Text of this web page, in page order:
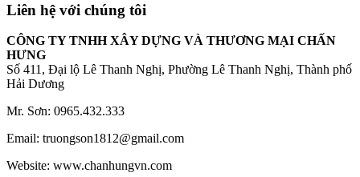
Liên hệ với chúng tôi
CÔNG TY TNHH XÂY DỰNG VÀ THƯƠNG MẠI CHẤN
HƯNG
Số 411, Đại lộ Lê Thanh Nghị, Phường Lê Thanh Nghị, Thành phố
Hải Dương
Mr. Sơn: 0965.432.333
Email: truongson1812@gmail.com
Website: www.chanhungvn.com